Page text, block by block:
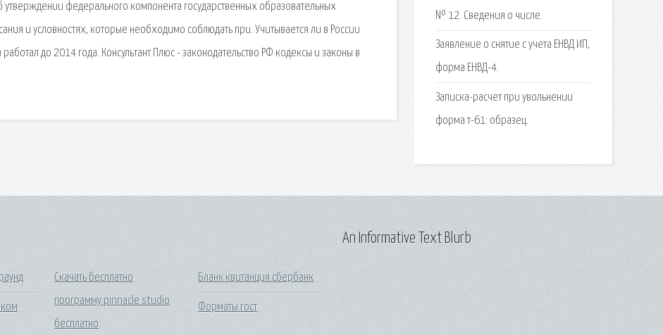
утверждении федерального компонента государственных образовательных
и условностях, которые необходимо соблюдать при. Учитывается ли в России
до 2014 года. Консультант Плюс - законодательство РФ кодексы и законы в
№ 12. Сведения о числе.
Заявление о снятие с учета ЕНВД ИП,
форма ЕНВД-4.
Записка-расчет при увольнении
форма т-61: образец.
Скачать бесплатно
программу pinnacle studio
бесплатно
Бланк квитанция сбербанк
Форматы гост
An Informative Text Blurb